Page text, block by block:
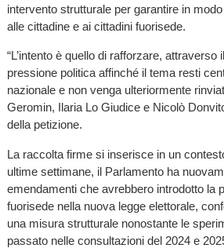
intervento strutturale per garantire in
alle cittadine e ai cittadini fuorisede.
“L’intento è quello di rafforzare, attraverso
pressione politica affinché il tema resti
nazionale e non venga ulteriormente
Geromin, Ilaria Lo Giudice e Nicolò
della petizione.
La raccolta firme si inserisce in un
ultime settimane, il Parlamento ha
emendamenti che avrebbero introdotto la
fuorisede nella nuova legge elettorale,
una misura strutturale nonostante le
passato nelle consultazioni del 2024 e